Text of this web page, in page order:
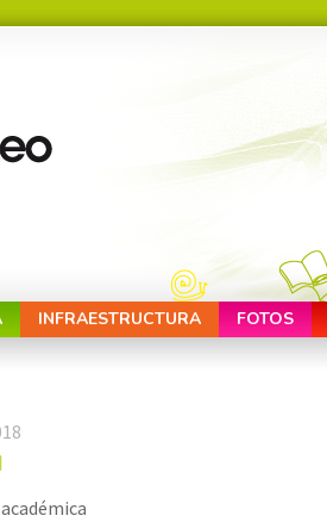
INFRAESTRUCTURA FOTOS